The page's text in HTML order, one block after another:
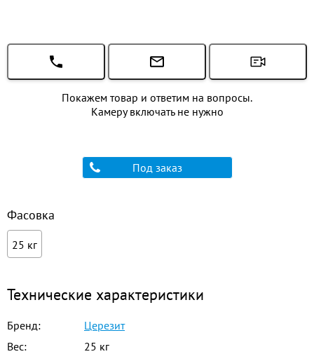
Покажем товар и ответим на вопросы.
Камеру включать не нужно
Под заказ
Фасовка
25 кг
Технические характеристики
Бренд:
Церезит
Вес:
25 кг